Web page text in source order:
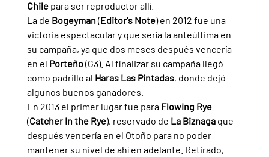
Chile para ser reproductor allí.
La de Bogeyman (Editor's Note) en 2012 fue una
victoria espectacular y que sería la anteúltima en
su campaña, ya que dos meses después vencería
en el Porteño (G3). Al finalizar su campaña llegó
como padrillo al Haras Las Pintadas, donde dejó
algunos buenos ganadores.
En 2013 el primer lugar fue para Flowing Rye
(Catcher In the Rye), reservado de La Biznaga que
después vencería en el Otoño para no poder
mantener su nivel de ahí en adelante. Retirado,